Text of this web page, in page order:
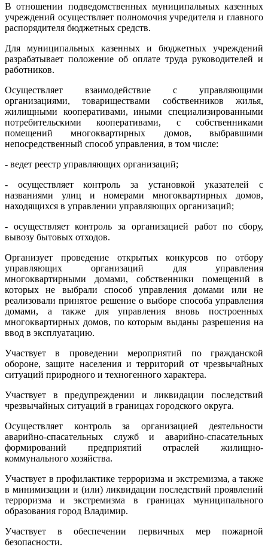
В отношении подведомственных муниципальных казенных
учреждений осуществляет полномочия учредителя и главного
распорядителя бюджетных средств.
Для муниципальных казенных и бюджетных учреждений
разрабатывает положение об оплате труда руководителей и
работников.
Осуществляет взаимодействие с управляющими
организациями, товариществами собственников жилья,
жилищными кооперативами, иными специализированными
потребительскими кооперативами, с собственниками
помещений многоквартирных домов, выбравшими
непосредственный способ управления, в том числе:
- ведет реестр управляющих организаций;
- осуществляет контроль за установкой указателей с
названиями улиц и номерами многоквартирных домов,
находящихся в управлении управляющих организаций;
- осуществляет контроль за организацией работ по сбору,
вывозу бытовых отходов.
Организует проведение открытых конкурсов по отбору
управляющих организаций для управления
многоквартирными домами, собственники помещений в
которых не выбрали способ управления домами или не
реализовали принятое решение о выборе способа управления
домами, а также для управления вновь построенных
многоквартирных домов, по которым выданы разрешения на
ввод в эксплуатацию.
Участвует в проведении мероприятий по гражданской
обороне, защите населения и территорий от чрезвычайных
ситуаций природного и техногенного характера.
Участвует в предупреждении и ликвидации последствий
чрезвычайных ситуаций в границах городского округа.
Осуществляет контроль за организацией деятельности
аварийно-спасательных служб и аварийно-спасательных
формирований предприятий отраслей жилищно-
коммунального хозяйства.
Участвует в профилактике терроризма и экстремизма, а также
в минимизации и (или) ликвидации последствий проявлений
терроризма и экстремизма в границах муниципального
образования город Владимир.
Участвует в обеспечении первичных мер пожарной
безопасности.